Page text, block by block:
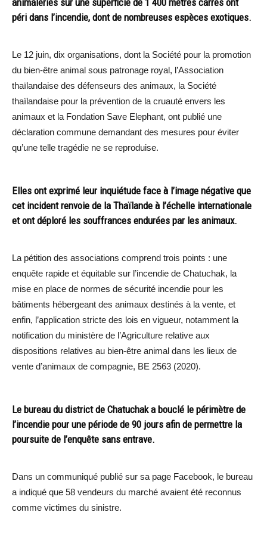
péri dans l’incendie, dont de nombreuses espèces exotiques.
Le 12 juin, dix organisations, dont la Société pour la promotion
du bien-être animal sous patronage royal, l’Association
thaïlandaise des défenseurs des animaux, la Société
thaïlandaise pour la prévention de la cruauté envers les
animaux et la Fondation Save Elephant, ont publié une
déclaration commune demandant des mesures pour éviter
qu’une telle tragédie ne se reproduise.
Elles ont exprimé leur inquiétude face à l’image négative que
cet incident renvoie de la Thaïlande à l’échelle internationale
et ont déploré les souffrances endurées par les animaux.
La pétition des associations comprend trois points : une
enquête rapide et équitable sur l’incendie de Chatuchak, la
mise en place de normes de sécurité incendie pour les
bâtiments hébergeant des animaux destinés à la vente, et
enfin, l’application stricte des lois en vigueur, notamment la
notification du ministère de l’Agriculture relative aux
dispositions relatives au bien-être animal dans les lieux de
vente d’animaux de compagnie, BE 2563 (2020).
Le bureau du district de Chatuchak a bouclé le périmètre de
l’incendie pour une période de 90 jours afin de permettre la
poursuite de l’enquête sans entrave.
Dans un communiqué publié sur sa page Facebook, le bureau
a indiqué que 58 vendeurs du marché avaient été reconnus
comme victimes du sinistre.